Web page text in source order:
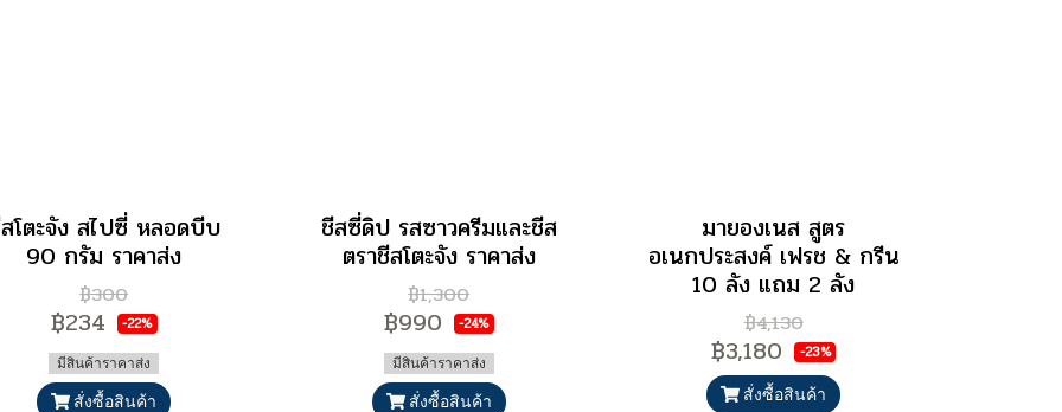
โตะจัง สไปซี่ หลอดบีบ
90 กรัม ราคาส่ง
฿300
฿234 -22%
มีสินค้าราคาส่ง
สั่งซื้อสินค้า
ชีสซี่ดิป รสซาวครีมและชีส
ตราชีสโตะจัง ราคาส่ง
฿1,300
฿990 -24%
มีสินค้าราคาส่ง
สั่งซื้อสินค้า
มายองเนส สูตร
อเนกประสงค์ เฟรช & กรีน
10 ลัง แถม 2 ลัง
฿4,130
฿3,180 -23%
สั่งซื้อสินค้า